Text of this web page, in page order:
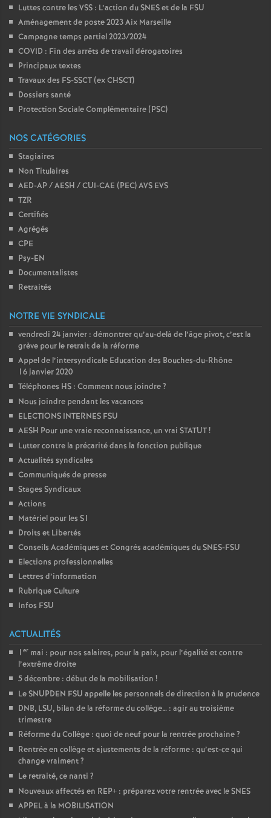
Luttes contre les VSS : L’action du SNES et de la FSU
Aménagement de poste 2023 Aix Marseille
Campagne temps partiel 2023/2024
COVID : Fin des arrêts de travail dérogatoires
Principaux textes
Travaux des FS-SSCT (ex CHSCT)
Dossiers santé
Protection Sociale Complémentaire (PSC)
NOS CATÉGORIES
Stagiaires
Non Titulaires
AED-AP / AESH / CUI-CAE (PEC) AVS EVS
TZR
Certifiés
Agrégés
CPE
Psy-EN
Documentalistes
Retraités
NOTRE VIE SYNDICALE
vendredi 24 janvier : démontrer qu’au-delà de l’âge pivot, c’est la
grève pour le retrait de la réforme
Appel de l’intersyndicale Education des Bouches-du-Rhône
16 janvier 2020
Téléphones HS : Comment nous joindre?
Nous joindre pendant les vacances
ELECTIONS INTERNES FSU
AESH Pour une vraie reconnaissance, un vrai STATUT!
Lutter contre la précarité dans la fonction publique
Actualités syndicales
Communiqués de presse
Stages Syndicaux
Actions
Matériel pour les S1
Droits et Libertés
Conseils Académiques et Congrés académiques du SNES-FSU
Elections professionnelles
Lettres d’information
Rubrique Culture
Infos FSU
ACTUALITÉS
1 er mai : pour nos salaires, pour la paix, pour l’égalité et contre
l’extrême droite
5 décembre : début de la mobilisation !
Le SNUPDEN FSU appelle les personnels de direction à la prudence
DNB, LSU, bilan de la réforme du collège… : agir au troisième
trimestre
Réforme du Collège : quoi de neuf pour la rentrée prochaine?
Rentrée en collège et ajustements de la réforme : qu’est-ce qui
change vraiment?
Le retraité, ce nanti ?
Nouveaux affectés en REP+ : préparez votre rentrée avec le SNES
APPEL à la MOBILISATION